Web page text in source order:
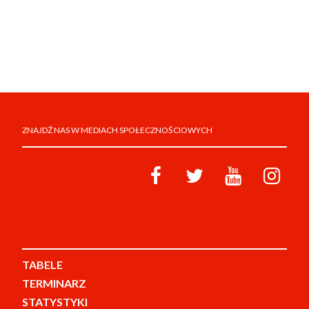
ZNAJDŹ NAS W MEDIACH SPOŁECZNOŚCIOWYCH
TABELE
TERMINARZ
STATYSTYKI